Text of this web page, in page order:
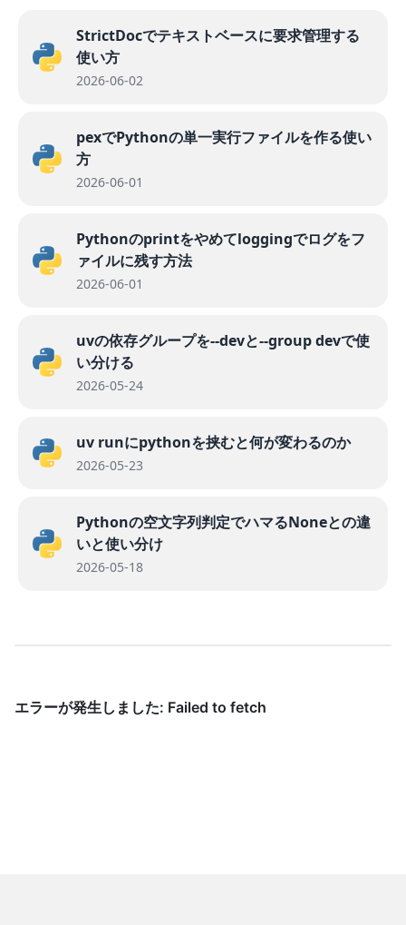
StrictDocでテキストベースに要求管理する
使い方
2026-06-02
pexでPythonの単一実行ファイルを作る使い
方
2026-06-01
Pythonのprintをやめてloggingでログをフ
ァイルに残す方法
2026-06-01
uvの依存グループを--devと--group devで使
い分ける
2026-05-24
uv runにpythonを挟むと何が変わるのか
2026-05-23
Pythonの空文字列判定でハマるNoneとの違
いと使い分け
2026-05-18